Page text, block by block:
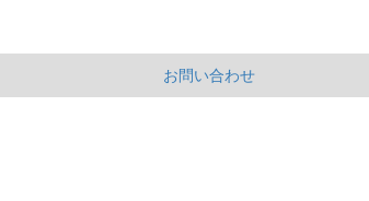
お問い合わせ